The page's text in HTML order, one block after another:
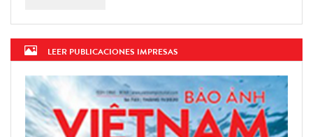
LEER PUBLICACIONES IMPRESAS